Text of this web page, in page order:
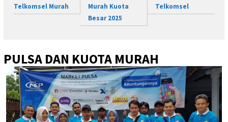
Telkomsel Murah
Murah Kuota
Besar 2025
Telkomsel
PULSA DAN KUOTA MURAH